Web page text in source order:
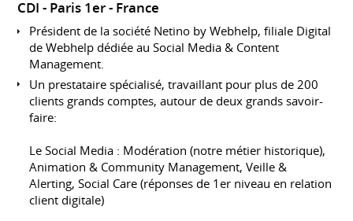
CDI
Paris 1er France
Président de la société Netino by Webhelp, filiale Digital
de Webhelp dédiée au Social Media & Content
Management.
Un prestataire spécialisé, travaillant pour plus de 200
clients grands comptes, autour de deux grands savoir-
faire:
Le Social Media : Modération (notre métier historique),
Animation & Community Management, Veille &
Alerting, Social Care (réponses de 1er niveau en relation
client digitale)